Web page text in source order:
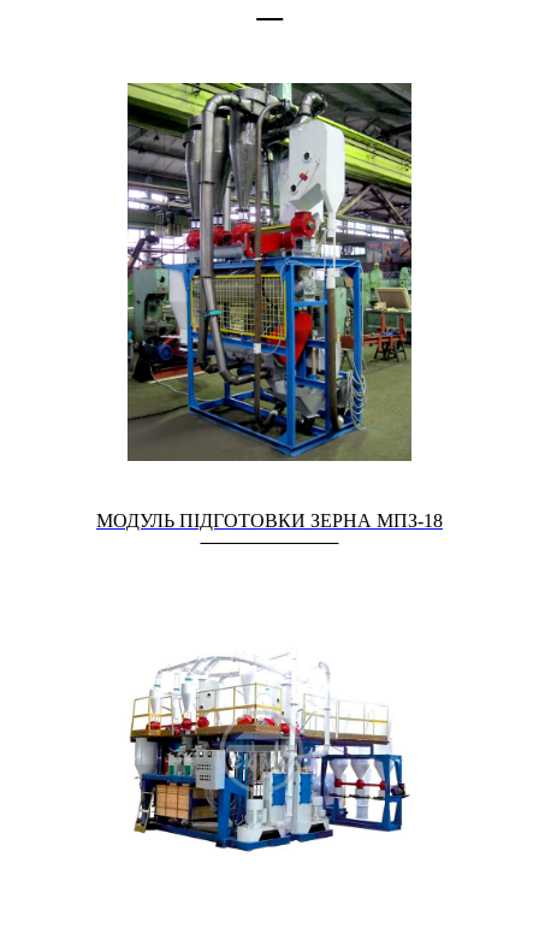
МОДУЛЬ ПІДГОТОВКИ ЗЕРНА МПЗ-18